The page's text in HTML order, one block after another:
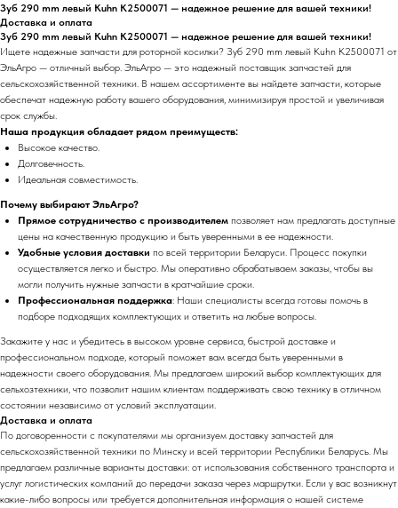
Зуб 290 mm левый Kuhn K2500071 — надежное решение для вашей техники!
Доставка и оплата
Зуб 290 mm левый Kuhn K2500071 — надежное решение для вашей техники!
Ищете надежные запчасти для роторной косилки? Зуб 290 mm левый Kuhn K2500071 от
ЭльАгро — отличный выбор. ЭльАгро — это надежный поставщик запчастей для
сельскохозяйственной техники. В нашем ассортименте вы найдете запчасти, которые
обеспечат надежную работу вашего оборудования, минимизируя простой и увеличивая
срок службы.
Наша продукция обладает рядом преимуществ:
Высокое качество.
Долговечность.
Идеальная совместимость.
Почему выбирают ЭльАгро?
Прямое сотрудничество с производителем позволяет нам предлагать доступные
цены на качественную продукцию и быть уверенными в ее надежности.
Удобные условия доставки по всей территории Беларуси. Процесс покупки
осуществляется легко и быстро. Мы оперативно обрабатываем заказы, чтобы вы
могли получить нужные запчасти в кратчайшие сроки.
Профессиональная поддержка: Наши специалисты всегда готовы помочь в
подборе подходящих комплектующих и ответить на любые вопросы.
Закажите у нас и убедитесь в высоком уровне сервиса, быстрой доставке и
профессиональном подходе, который поможет вам всегда быть уверенными в
надежности своего оборудования. Мы предлагаем широкий выбор комплектующих для
сельхозтехники, что позволит нашим клиентам поддерживать свою технику в отличном
состоянии независимо от условий эксплуатации.
Доставка и оплата
По договоренности с покупателями мы организуем доставку запчастей для
сельскохозяйственной техники по Минску и всей территории Республики Беларусь. Мы
предлагаем различные варианты доставки: от использования собственного транспорта и
услуг логистических компаний до передачи заказа через маршрутки. Если у вас возникнут
какие-либо вопросы или требуется дополнительная информация о нашей системе